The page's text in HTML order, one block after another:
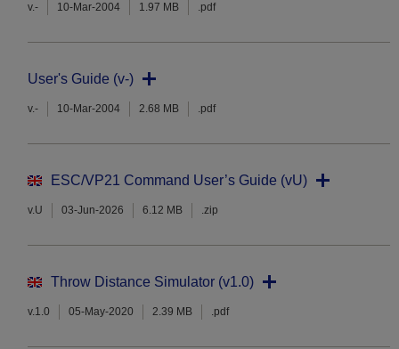
v.- 10-Mar-2004 1.97 MB .pdf
User's Guide (v-)
v.- 10-Mar-2004 2.68 MB .pdf
ESC/VP21 Command User’s Guide (vU)
v.U 03-Jun-2026 6.12 MB .zip
Throw Distance Simulator (v1.0)
v.1.0 05-May-2020 2.39 MB .pdf